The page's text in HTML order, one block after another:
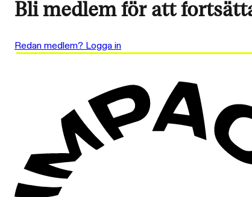
Bli medlem för att
Redan medlem? Logga in